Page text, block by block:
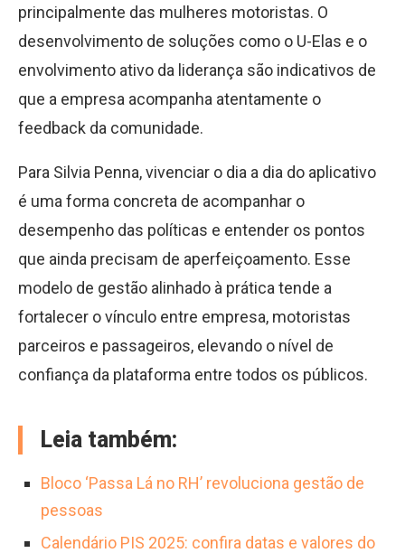
principalmente das mulheres motoristas. O
desenvolvimento de soluções como o U-Elas e o
envolvimento ativo da liderança são indicativos de
que a empresa acompanha atentamente o
feedback da comunidade.
Para Silvia Penna, vivenciar o dia a dia do aplicativo
é uma forma concreta de acompanhar o
desempenho das políticas e entender os pontos
que ainda precisam de aperfeiçoamento. Esse
modelo de gestão alinhado à prática tende a
fortalecer o vínculo entre empresa, motoristas
parceiros e passageiros, elevando o nível de
confiança da plataforma entre todos os públicos.
Leia também:
Bloco ‘Passa Lá no RH’ revoluciona gestão de
pessoas
Calendário PIS 2025: confira datas e valores do